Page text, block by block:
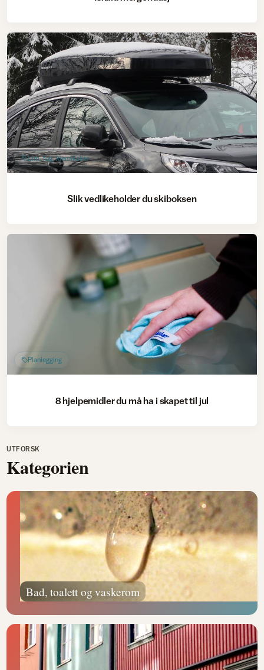
Lim, fug, kjemikalier
Slik vedlikeholder du skiboksen
Planlegging
8 hjelpemidler du må ha i skapet til jul
UTFORSK
Kategorien
Bad, toalett og vaskerom